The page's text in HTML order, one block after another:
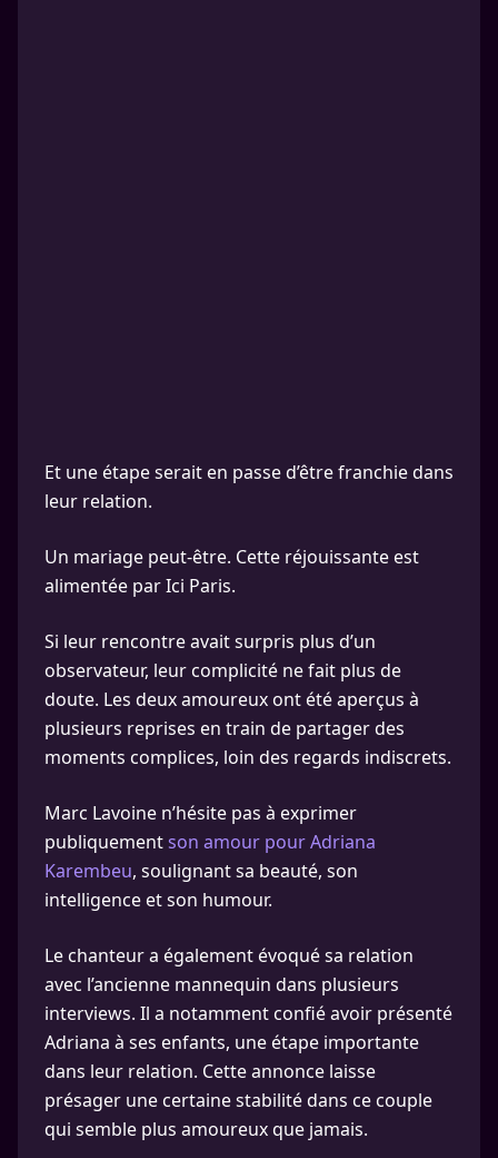
Et une étape serait en passe d’être franchie dans
leur relation.
Un mariage peut-être. Cette réjouissante est
alimentée par Ici Paris.
Si leur rencontre avait surpris plus d’un
observateur, leur complicité ne fait plus de
doute. Les deux amoureux ont été aperçus à
plusieurs reprises en train de partager des
moments complices, loin des regards indiscrets.
Marc Lavoine n’hésite pas à exprimer
publiquementson amour pour Adriana
Karembeu, soulignant sa beauté, son
intelligence et son humour.
Le chanteur a également évoqué sa relation
avec l’ancienne mannequin dans plusieurs
interviews. Il a notamment confié avoir présenté
Adriana à ses enfants, une étape importante
dans leur relation. Cette annonce laisse
présager une certaine stabilité dans ce couple
qui semble plus amoureux que jamais.